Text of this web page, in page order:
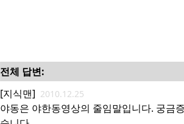
전체 답변:
[지식맨] 2010.12.25
야동은 야한동영상의 줄임말입니다. 궁금